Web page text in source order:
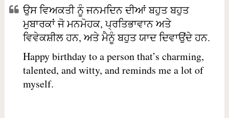
ਉਸ ਵਿਅਕਤੀ ਨੂੰ ਜਨਮਦਿਨ ਦੀਆਂ ਬਹੁਤ ਬਹੁਤ
ਮੁਬਾਰਕਾਂ ਜੋ ਮਨਮੋਹਕ, ਪ੍ਰਤਿਭਾਵਾਨ ਅਤੇ
ਵਿਵੇਕਸ਼ੀਲ ਹਨ, ਅਤੇ ਮੈਨੂੰ ਬਹੁਤ ਯਾਦ ਦਿਵਾਉਂਦੇ ਹਨ.
Happy birthday to a person that’s charming,
talented, and witty, and reminds me a lot of
myself.